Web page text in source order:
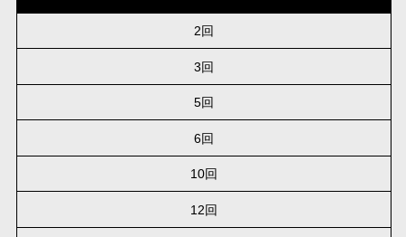
2回
3回
5回
6回
10回
12回